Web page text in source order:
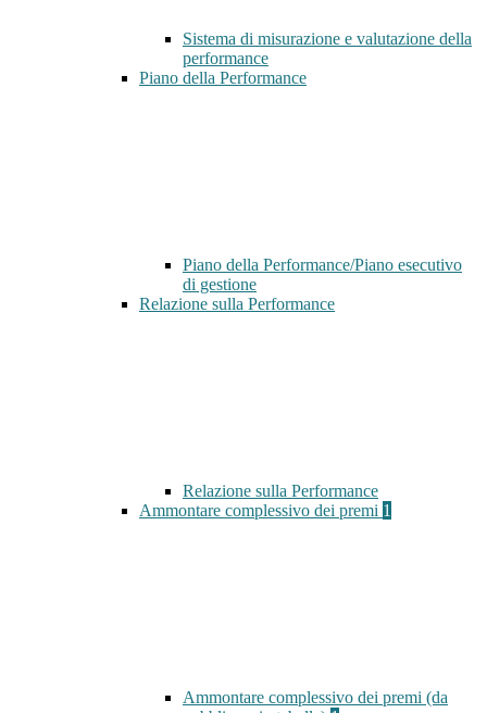
Sistema di misurazione e valutazione della
performance
Piano della Performance
Piano della Performance/Piano esecutivo
di gestione
Relazione sulla Performance
Relazione sulla Performance
Ammontare complessivo dei premi 1
Ammontare complessivo dei premi (da